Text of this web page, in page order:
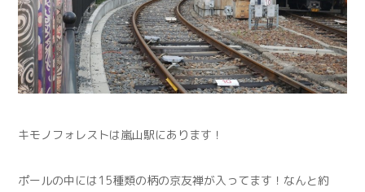
キモノフォレストは嵐山駅にあります！
ポールの中には15種類の柄の京友禅が入ってます！なんと約